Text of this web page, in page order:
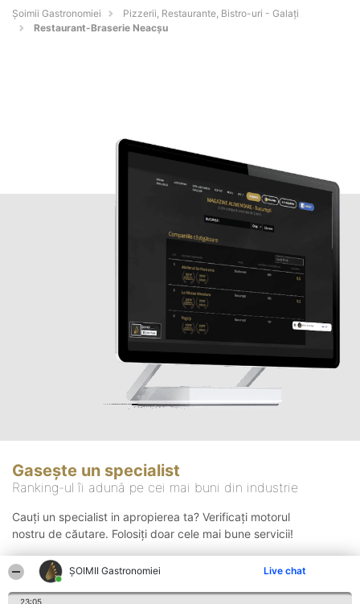
ȘOIMII Gastronomiei Live chat
23:05
Șoimii Gastronomiei
Pizzerii, Restaurante, Bistro-uri - Galaţi
Restaurant-Braserie Neacșu
Gasește un specialist
Ranking-ul îi adună pe cei mai buni din industrie
Cauți un specialist in apropierea ta? Verificați motorul
nostru de căutare. Folosiți doar cele mai bune servicii!